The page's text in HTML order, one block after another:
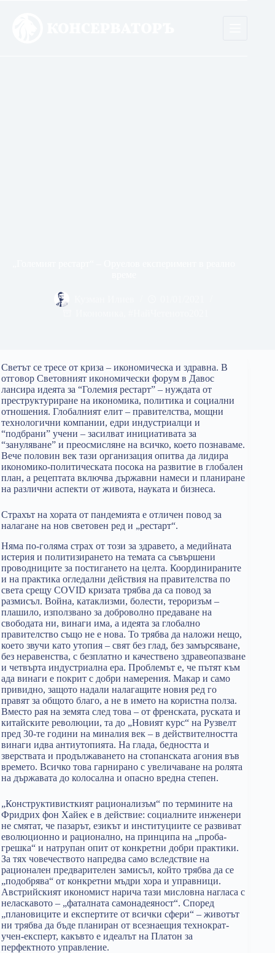
Светът се тресе от криза – икономическа и здравна. В
отговор Световният икономически форум в Давос
лансира идеята за “Големия рестарт” – нуждата от
преструктуриране на икономика, политика и социални
отношения. Глобалният елит – правителства, мощни
технологични компании, едри индустриалци и
“подбрани” учени – засилват инициативата за
“зануляване” и преосмисляне на всичко, което познаваме.
Вече половин век тази организация опитва да лидира
икономико-политическата посока на развитие в глобален
план, а рецептата включва държавни намеси и планиране
на различни аспекти от живота, науката и бизнеса.
Страхът на хората от пандемията е отличен повод за
налагане на нов световен ред и „рестарт“.
Няма по-голяма страх от този за здравето, а медийната
истерия и политизирането на темата са съвършени
проводниците за постигането на целта. Координираните
и на практика огледални действия на правителства по
света срещу COVID кризата трябва да са повод за
размисъл. Война, катаклизми, болести, тероризъм –
плашило, използвано за доброволно предаване на
свободата ни, винаги има, а идеята за глобално
правителство също не е нова. То трябва да наложи нещо,
което звучи като утопия – свят без глад, без замърсяване,
без неравенства, с безплатно и качествено здравеопазване
и четвърта индустриална ера. Проблемът е, че пътят към
ада винаги е покрит с добри намерения. Макар и само
привидно, защото надали налагащите новия ред го
правят за общото благо, а не в името на користна полза.
Вместо рая на земята след това – от френската, руската и
китайските революции, та до „Новият курс“ на Рузвелт
пред 30-те години на миналия век – в действителността
винаги идва антиутопията. На глада, бедността и
зверствата и продължаването на стопанската агония във
времето. Всичко това гарнирано с увеличаване на ролята
на държавата до колосална и опасно вредна степен.
„Конструктивисткият рационализъм“ по термините на
Фридрих фон Хайек е в действие: социалните инженери
не смятат, че пазарът, езикът и институциите се развиват
еволюционно и рационално, на принципа на „проба-
грешка“ и натрупан опит от конкретни добри практики.
За тях човечеството напредва само вследствие на
рационален предварителен замисъл, който трябва да се
„подобрява“ от конкретни мъдри хора и управници.
Австрийският икономист нарича тази мисловна нагласа с
неласкавото – „фаталната самонадеяност“. Според
„плановиците и експертите от всички сфери“ – животът
ни трябва да бъде планиран от всезнаещия технократ-
учен-експерт, какъвто е идеалът на Платон за
перфектното управление.